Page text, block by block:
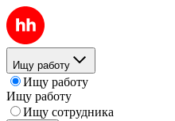
Ищу работу
Ищу работу
Ищу работу
Ищу сотрудника